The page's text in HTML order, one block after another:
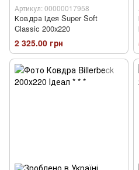
Артикул: 00000017958
Ковдра Ідея Super Soft
Classic 200х220
2 325.00 грн